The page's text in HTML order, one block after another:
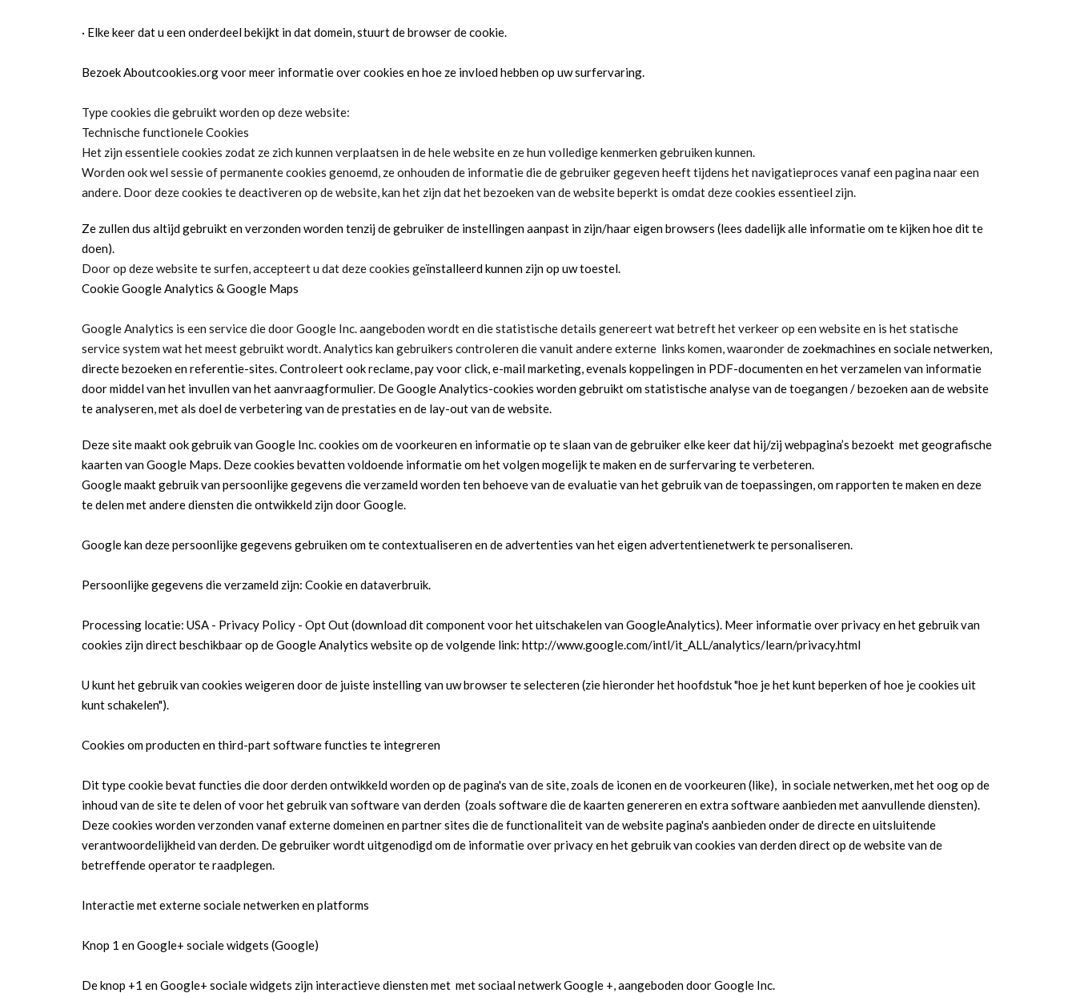
· Elke keer dat u een onderdeel bekijkt in dat domein, stuurt de browser de cookie.
Bezoek Aboutcookies.org voor meer informatie over cookies en hoe ze invloed hebben op uw surfervaring.
Type cookies die gebruikt worden op deze website:
Technische functionele Cookies
Het zijn essentiele cookies zodat ze zich kunnen verplaatsen in de hele website en ze hun volledige kenmerken gebruiken kunnen.
Worden ook wel sessie of permanente cookies genoemd, ze onhouden de informatie die de gebruiker gegeven heeft tijdens het navigatieproces vanaf een pagina naar een
andere. Door deze cookies te deactiveren op de website, kan het zijn dat het bezoeken van de website beperkt is omdat deze cookies essentieel zijn.
Ze zullen dus altijd gebruikt en verzonden worden tenzij de gebruiker de instellingen aanpast in zijn/haar eigen browsers (lees dadelijk alle informatie om te kijken hoe dit te
doen).
Door op deze website te surfen, accepteert u dat deze cookies geïnstalleerd kunnen zijn op uw toestel.
Cookie Google Analytics & Google Maps
Google Analytics is een service die door Google Inc. aangeboden wordt en die statistische details genereert wat betreft het verkeer op een website en is het statische
service system wat het meest gebruikt wordt. Analytics kan gebruikers controleren die vanuit andere externe links komen, waaronder de zoekmachines en sociale netwerken,
directe bezoeken en referentie-sites. Controleert ook reclame, pay voor click, e-mail marketing, evenals koppelingen in PDF-documenten en het verzamelen van informatie
door middel van het invullen van het aanvraagformulier. De Google Analytics-cookies worden gebruikt om statistische analyse van de toegangen / bezoeken aan de website
te analyseren, met als doel de verbetering van de prestaties en de lay-out van de website.
Deze site maakt ook gebruik van Google Inc. cookies om de voorkeuren en informatie op te slaan van de gebruiker elke keer dat hij/zij webpagina’s bezoekt met geografische
kaarten van Google Maps. Deze cookies bevatten voldoende informatie om het volgen mogelijk te maken en de surfervaring te verbeteren.
Google maakt gebruik van persoonlijke gegevens die verzameld worden ten behoeve van de evaluatie van het gebruik van de toepassingen, om rapporten te maken en deze
te delen met andere diensten die ontwikkeld zijn door Google.
Google kan deze persoonlijke gegevens gebruiken om te contextualiseren en de advertenties van het eigen advertentienetwerk te personaliseren.
Persoonlijke gegevens die verzameld zijn: Cookie en dataverbruik.
Processing locatie: USA - Privacy Policy - Opt Out (download dit component voor het uitschakelen van GoogleAnalytics). Meer informatie over privacy en het gebruik van
cookies zijn direct beschikbaar op de Google Analytics website op de volgende link: http://www.google.com/intl/it_ALL/analytics/learn/privacy.html
U kunt het gebruik van cookies weigeren door de juiste instelling van uw browser te selecteren (zie hieronder het hoofdstuk "hoe je het kunt beperken of hoe je cookies uit
kunt schakelen").
Cookies om producten en third-part software functies te integreren
Dit type cookie bevat functies die door derden ontwikkeld worden op de pagina's van de site, zoals de iconen en de voorkeuren (like), in sociale netwerken, met het oog op de
inhoud van de site te delen of voor het gebruik van software van derden (zoals software die de kaarten genereren en extra software aanbieden met aanvullende diensten).
Deze cookies worden verzonden vanaf externe domeinen en partner sites die de functionaliteit van de website pagina's aanbieden onder de directe en uitsluitende
verantwoordelijkheid van derden. De gebruiker wordt uitgenodigd om de informatie over privacy en het gebruik van cookies van derden direct op de website van de
betreffende operator te raadplegen.
Interactie met externe sociale netwerken en platforms
Knop 1 en Google+ sociale widgets (Google)
De knop +1 en Google+ sociale widgets zijn interactieve diensten met met sociaal netwerk Google +, aangeboden door Google Inc.